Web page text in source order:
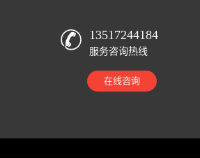
13517244184
服务咨询热线
在线咨询